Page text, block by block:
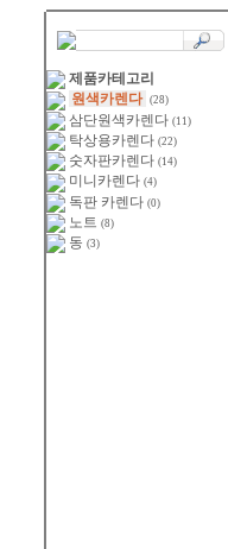
제품카테고리
원색카렌다 (28)
삼단원색카렌다 (11)
탁상용카렌다 (22)
숫자판카렌다 (14)
미니카렌다 (4)
독판 카렌다 (0)
노트 (8)
동 (3)